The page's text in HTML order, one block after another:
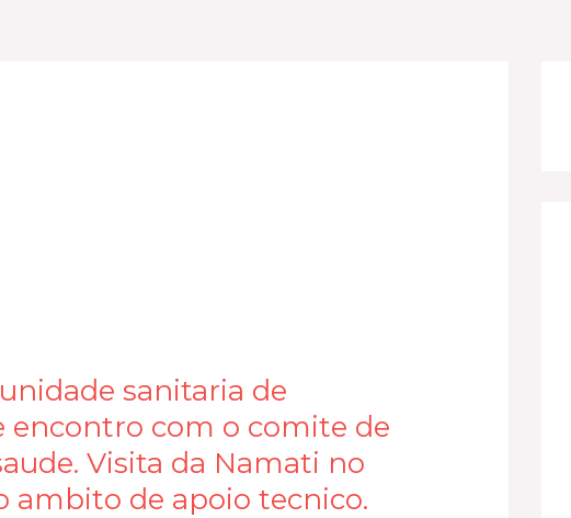
sanitaria de
encontro com o comite de
Visita da Namati no
ambito de apoio tecnico.